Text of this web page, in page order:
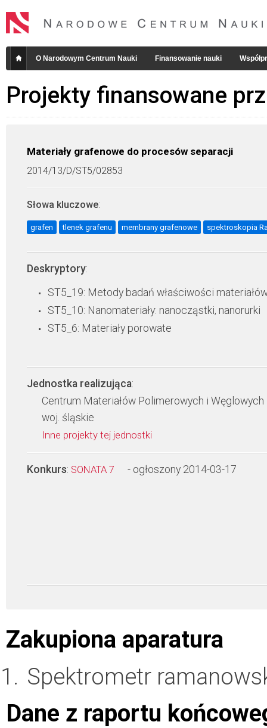
O Narodowym Centrum Nauki Finansowanie nauki
Projekty finansowane
Materiały grafenowe do procesów separacji
2014/13/D/ST5/02853
Słowa kluczowe:
grafen tlenek grafenu membrany grafenowe spektroskopia
Deskryptory:
ST5_19: Metody badań właściwości
ST5_10: Nanomateriały: nanocząstki, nanorurki
ST5_6: Materiały porowate
Jednostka realizująca:
Centrum Materiałów Polimerowych i Węglowych
woj. śląskie
Inne projekty tej jednostki
Konkurs: SONATA 7 - ogłoszony 2014-03-17
Zakupiona aparatura
Spektrometr
Dane z raportu